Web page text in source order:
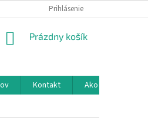
Prihlásenie
NÁKUPNÝ
Prázdny košík
Kontakt
Ako nakupovať?